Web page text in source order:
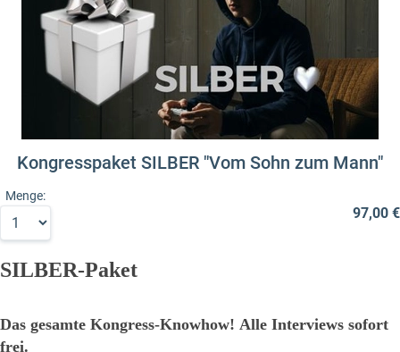
Kongresspaket SILBER "Vom Sohn zum Mann"
Menge:
97,00 €
SILBER-Paket
Das gesamte Kongress-Knowhow! Alle Interviews sofort
frei.